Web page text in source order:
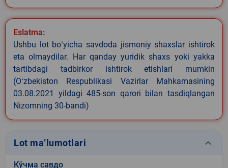
Eslatma:
Ushbu lot boʻyicha savdoda jismoniy shaxslar ishtirok
eta olmaydilar. Har qanday yuridik shaxs yoki yakka
tartibdagi tadbirkor ishtirok etishlari mumkin
(Oʻzbekiston Respublikasi Vazirlar Mahkamasining
03.08.2021 yildagi 485-son qarori bilan tasdiqlangan
Nizomning 30-bandi)
Lot ma’lumotlari keyboard_arrow_down
Кўчма савдо